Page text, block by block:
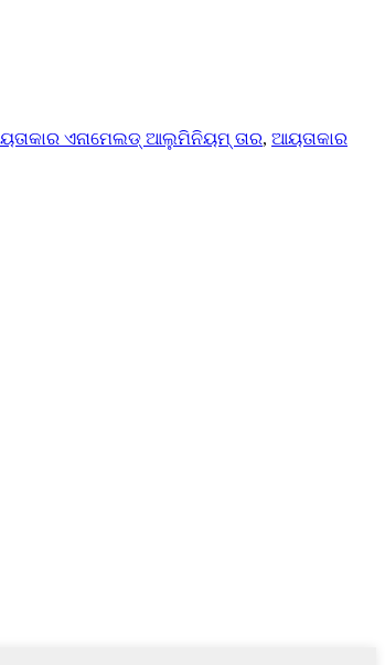
ଏନାମେଲଡ୍ ଆଲୁମିନିୟମ୍ ତାର, ଆୟତାକାର